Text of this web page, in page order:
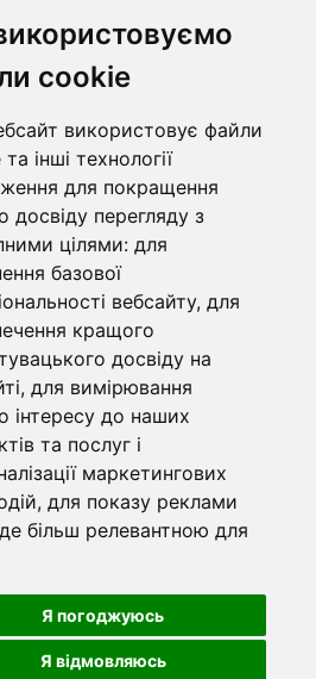
cookie
використовує файли
інші технології
для покращення
досвіду перегляду з
цілями: для
базової
вебсайту, для
кращого
досвіду на
, для вимірювання
інтересу до наших
та послуг і
маркетингових
, для показу реклами
більш релевантною для
Я погоджуюсь
Я відмовляюсь
Медіа
Динамо TV
Фотогалерея
Акредитація
Команда
Перша команда
U19